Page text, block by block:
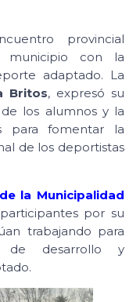
provincial
municipio con la
adaptado. La
Britos, expresó su
los alumnos y la
para fomentar la
de los deportistas
la Municipalidad
por su
trabajando para
de desarrollo y